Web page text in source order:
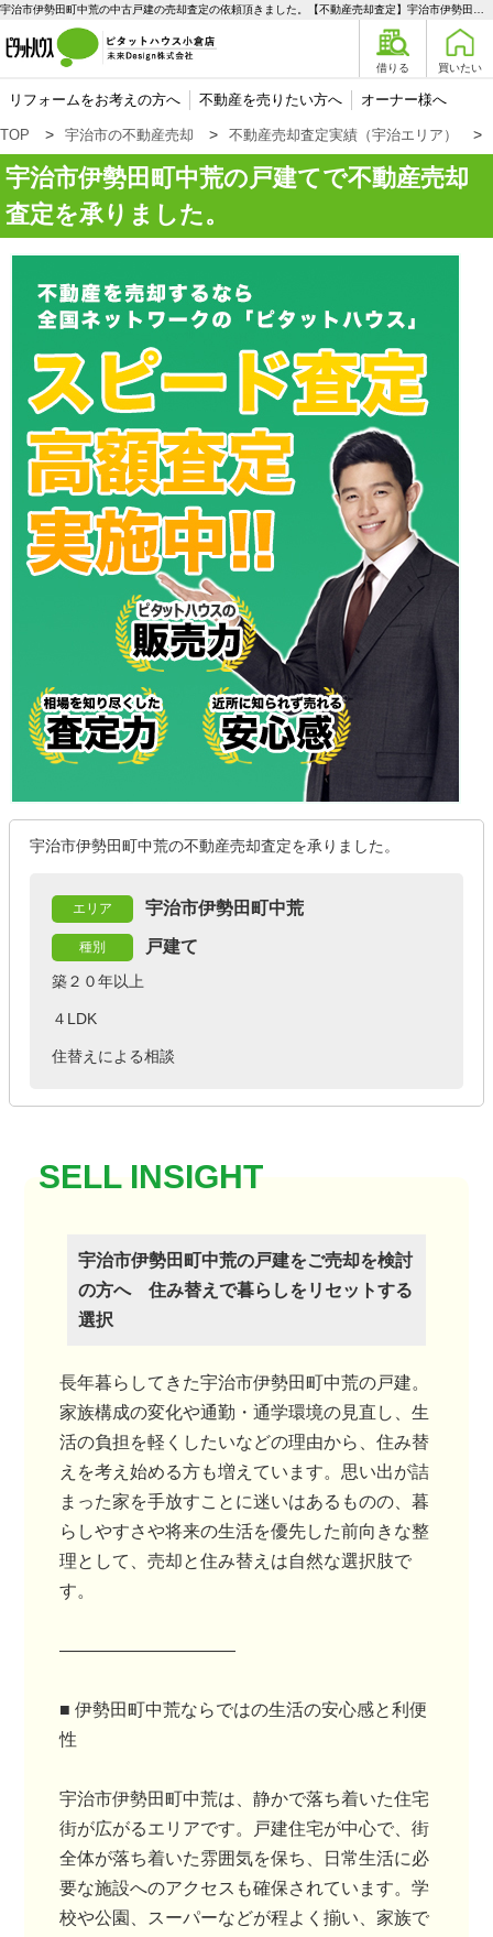
借りる 買いたい
リフォームをお考えの方へ 不動産を売りたい方へ オーナー様へ
TOP 宇治市の不動産売却 不動産売却査定実績（宇治エリア）
宇治市伊勢田町中荒の戸建てで不動産売却
査定を承りました。
宇治市伊勢田町中荒の不動産売却査定を承りました。
エリア 宇治市伊勢田町中荒
種別 戸建て
築２０年以上
４LDK
住替えによる相談
宇治市伊勢田町中荒の戸建をご売却を検討
の方へ 住み替えで暮らしをリセットする
選択
長年暮らしてきた宇治市伊勢田町中荒の戸建。
家族構成の変化や通勤・通学環境の見直し、生
活の負担を軽くしたいなどの理由から、住み替
えを考え始める方も増えています。思い出が詰
まった家を手放すことに迷いはあるものの、暮
らしやすさや将来の生活を優先した前向きな整
理として、売却と住み替えは自然な選択肢で
す。
――――――――――
■ 伊勢田町中荒ならではの生活の安心感と利便
性
宇治市伊勢田町中荒は、静かで落ち着いた住宅
街が広がるエリアです。戸建住宅が中心で、街
全体が落ち着いた雰囲気を保ち、日常生活に必
要な施設へのアクセスも確保されています。学
校や公園、スーパーなどが程よく揃い、家族で